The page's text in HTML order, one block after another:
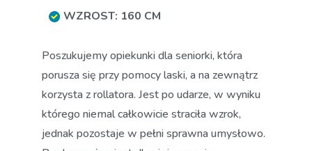
WZROST: 160 CM
Poszukujemy opiekunki dla seniorki, która
porusza się przy pomocy laski, a na zewnątrz
korzysta z rollatora. Jest po udarze, w wyniku
którego niemal całkowicie straciła wzrok,
jednak pozostaje w pełni sprawna umysłowo.